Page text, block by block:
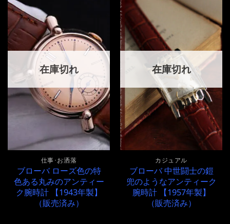
在庫切れ
仕事･お洒落
ブローバ ローズ色の特
色ある丸みのアンティー
ク腕時計 【1943年製】
（販売済み）
在庫切れ
カジュアル
ブローバ 中世闘士の鎧
兜のようなアンティーク
腕時計 【1957年製】
（販売済み）